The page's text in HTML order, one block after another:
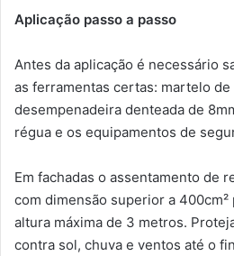
Aplicação passo a passo
Antes da aplicação é necessário
as ferramentas certas: martelo de
desempenadeira denteada de
régua e os equipamentos de
Em fachadas o assentamento de
com dimensão superior a
altura máxima de 3 metros.
contra sol, chuva e ventos até o